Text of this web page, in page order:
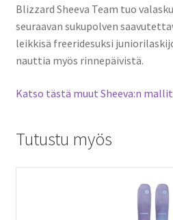
Blizzard Sheeva Team tuo
seuraavan sukupolven
leikkisä freeridesuksi
nauttia myös rinnepäivistä.
Katso tästä muut Sheeva:n mallit
Tutustu myös